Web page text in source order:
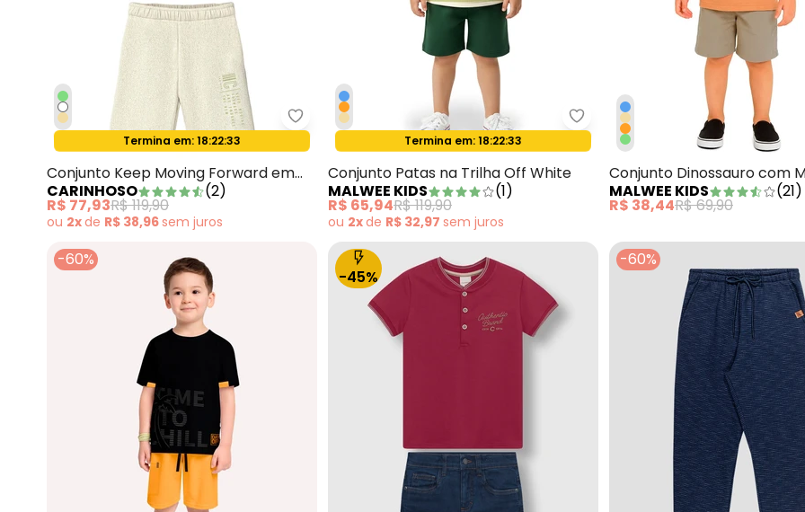
Carinhoso - Conjunto Keep Moving Forward em Moletinho Cáqui
Oferta relâmpago
Termina em:18:22:31
Conjunto Keep Moving Forward em
Moletinho Cáqui
CARINHOSO (2)
R$ 77,93R$ 119,90
ou 2xde R$ 38,96sem juros
Malwee Kids - Conjunto Patas
Oferta relâmpago
Termina em:18:22:31
Conjunto Patas na Trilha Off White
MALWEE KIDS
(1)
R$ 65,94R$ 119,90
ou 2xde R$ 32,97 sem juros
Conjunto Dinossauro com
Laranja Pastel
MALWEE KIDS (21)
R$ 38,44R$ 69,90
-60%
-45%
-60%